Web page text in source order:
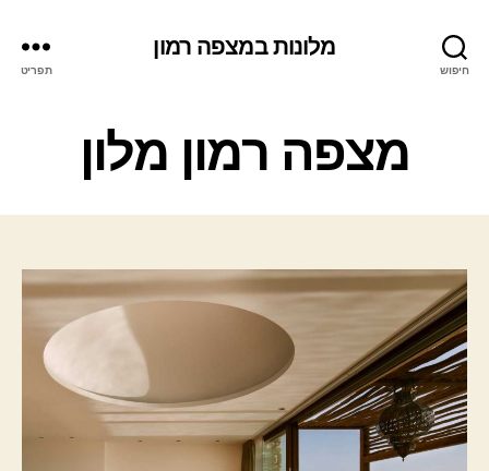
חיפוש
מלונות במצפה רמון
תפריט
ק
ט
ו
ת
מצפה רמון מלון